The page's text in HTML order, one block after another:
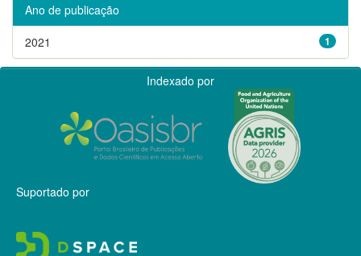
Ano de publicação
1
2021
Indexado por
Suportado por